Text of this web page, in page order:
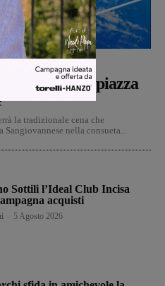
in piazza
la tradizionale cena che
nella consueta...
Sottili l’Ideal Club Incisa
acquisti
5 Agosto 2026